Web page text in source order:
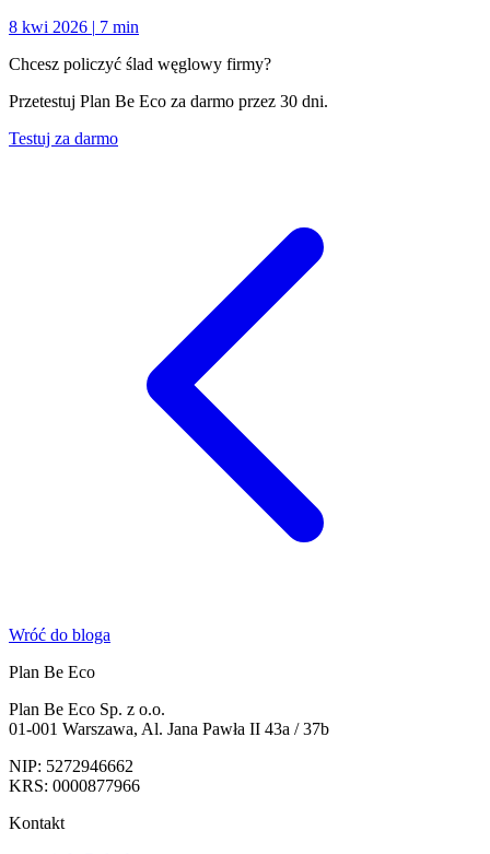
8 kwi 2026 | 7 min
Chcesz policzyć ślad węglowy firmy?
Przetestuj Plan Be Eco za darmo przez 30 dni.
Testuj za darmo
Wróć do bloga
Plan Be Eco
Plan Be Eco Sp. z o.o.
01-001 Warszawa, Al. Jana Pawła II 43a / 37b
NIP: 5272946662
KRS: 0000877966
Kontakt